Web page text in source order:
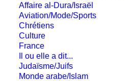
Affaire al-Dura/Israël
Aviation/Mode/Sports
Chrétiens
Culture
France
Il ou elle a dit...
Judaïsme/Juifs
Monde arabe/Islam